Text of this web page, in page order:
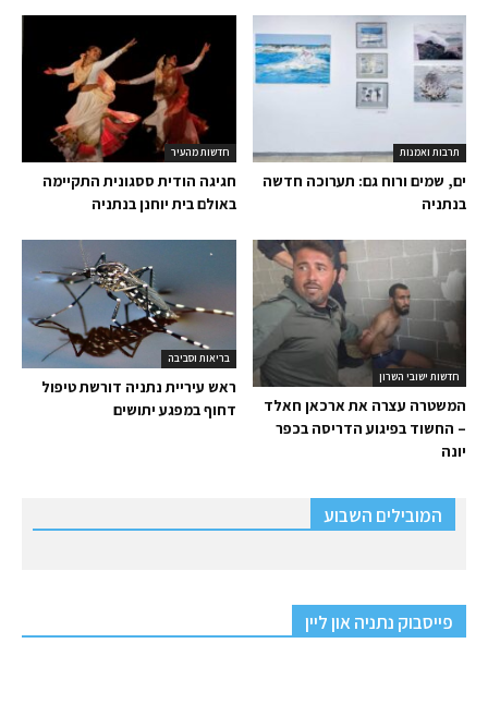
חדשות מהעיר
חגיגה הודית ססגונית התקיימה
באולם בית יוחנן בנתניה
תרבות ואמנות
ים, שמים ורוח גם: תערוכה חדשה
בנתניה
בריאות וסביבה
ראש עיריית נתניה דורשת טיפול
דחוף במפגע יתושים
חדשות ישובי השרון
המשטרה עצרה את ארכאן חאלד
– החשוד בפיגוע הדריסה בכפר
יונה
המובילים השבוע
פייסבוק נתניה און ליין